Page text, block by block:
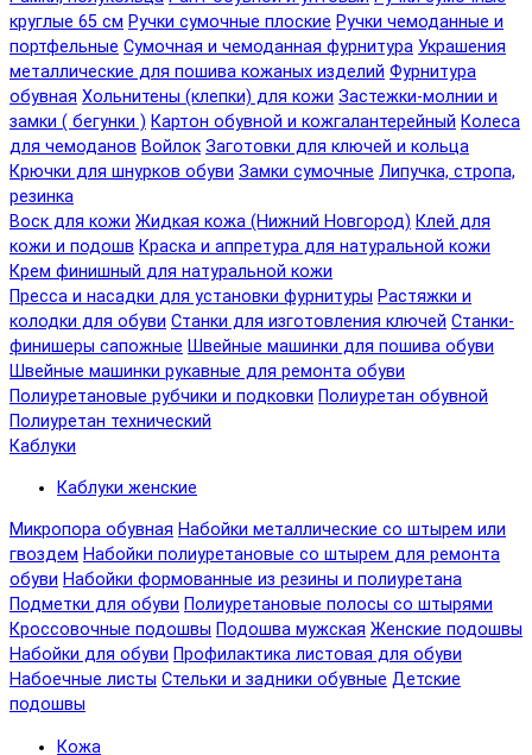
круглые 65 см Ручки сумочные плоские Ручки чемоданные и
портфельные Сумочная и чемоданная фурнитура Украшения
металлические для пошива кожаных изделий Фурнитура
обувная Хольнитены (клепки) для кожи Застежки-молнии и
замки ( бегунки ) Картон обувной и кожгалантерейный Колеса
для чемоданов Войлок Заготовки для ключей и кольца
Крючки для шнурков обуви Замки сумочные Липучка, стропа,
резинка
Воск для кожи Жидкая кожа (Нижний Новгород) Клей для
кожи и подошв Краска и аппретура для натуральной кожи
Крем финишный для натуральной кожи
Пресса и насадки для установки фурнитуры Растяжки и
колодки для обуви Станки для изготовления ключей Станки-
финишеры сапожные Швейные машинки для пошива обуви
Швейные машинки рукавные для ремонта обуви
Полиуретановые рубчики и подковки Полиуретан обувной
Полиуретан технический
Каблуки
Каблуки женские
Микропора обувная Набойки металлические со штырем или
гвоздем Набойки полиуретановые со штырем для ремонта
обуви Набойки формованные из резины и полиуретана
Подметки для обуви Полиуретановые полосы со штырями
Кроссовочные подошвы Подошва мужская Женские подошвы
Набойки для обуви Профилактика листовая для обуви
Набоечные листы Стельки и задники обувные Детские
подошвы
Кожа